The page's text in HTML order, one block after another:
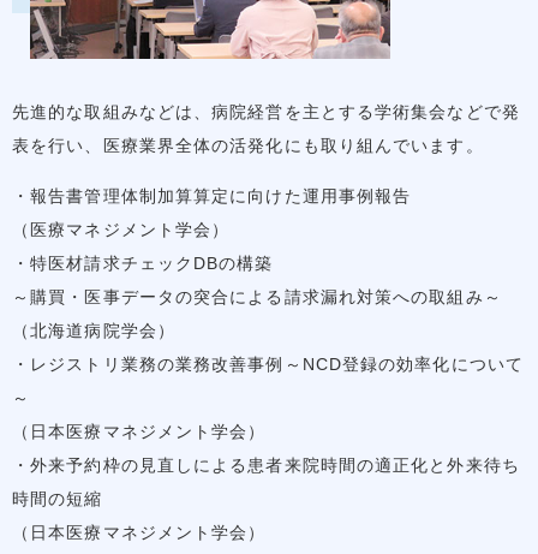
先進的な取組みなどは、病院経営を主とする学術集会などで発
表を行い、医療業界全体の活発化にも取り組んでいます。
・報告書管理体制加算算定に向けた運用事例報告
（医療マネジメント学会）
・特医材請求チェックDBの構築
～購買・医事データの突合による請求漏れ対策への取組み～
（北海道病院学会）
・レジストリ業務の業務改善事例～NCD登録の効率化について
～
（日本医療マネジメント学会）
・外来予約枠の見直しによる患者来院時間の適正化と外来待ち
時間の短縮
（日本医療マネジメント学会）